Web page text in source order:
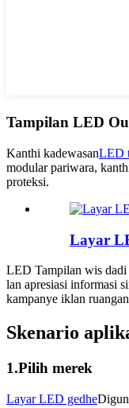
Tampilan LED
Kanthi kadewasanLED
modular pariwara,
proteksi.
Layar
LED Tampilan wis dadi
lan apresiasi informasi
kampanye iklan
Skenario
1.Pilih merek
Layar LED gedhe